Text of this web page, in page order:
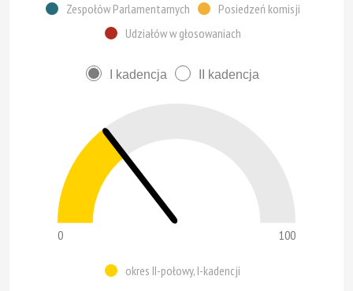
Zespołów Parlamentarnych
Posiedzeń komisji
Udziałów w głosowaniach
I kadencja II kadencja
0 100
okres II-połowy, I-kadencji